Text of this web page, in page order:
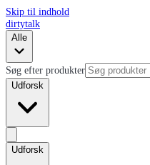
Skip til indhold
dirtytalk
Alle
Søg efter produkter
Udforsk
Udforsk